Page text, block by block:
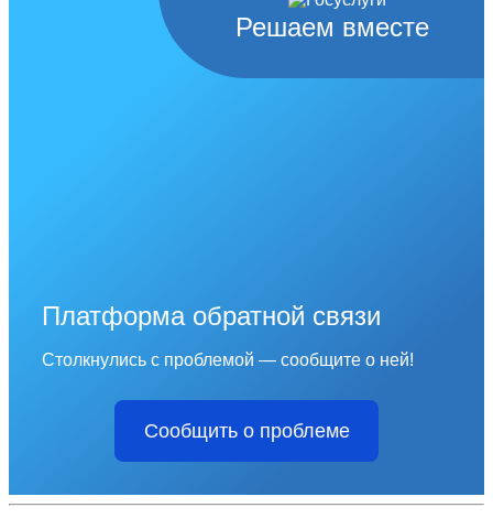
Решаем вместе
Платформа обратной связи
Столкнулись с проблемой — сообщите о ней!
Сообщить о проблеме